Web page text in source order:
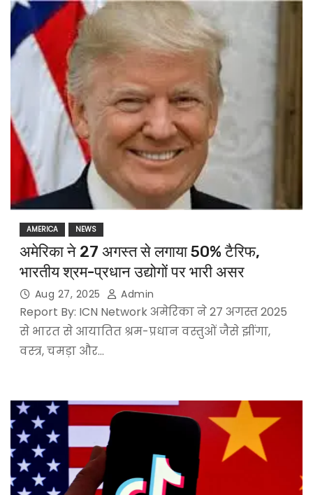
AMERICA NEWS
अमेरिका ने 27 अगस्त से लगाया 50% टैरिफ,
भारतीय श्रम-प्रधान उद्योगों पर भारी असर
Aug 27, 2025 Admin
Report By: ICN Network अमेरिका ने 27 अगस्त 2025
से भारत से आयातित श्रम-प्रधान वस्तुओं जैसे झींगा,
वस्त्र, चमड़ा और…